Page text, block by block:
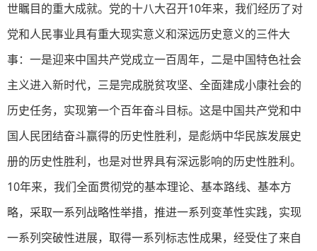
世瞩目的重大成就。党的十八大召开10年来，我们经历了对
党和人民事业具有重大现实意义和深远历史意义的三件大
事：一是迎来中国共产党成立一百周年，二是中国特色社会
主义进入新时代，三是完成脱贫攻坚、全面建成小康社会的
历史任务，实现第一个百年奋斗目标。这是中国共产党和中
国人民团结奋斗赢得的历史性胜利，是彪炳中华民族发展史
册的历史性胜利，也是对世界具有深远影响的历史性胜利。
10年来，我们全面贯彻党的基本理论、基本路线、基本方
略，采取一系列战略性举措，推进一系列变革性实践，实现
一系列突破性进展，取得一系列标志性成果，经受住了来自